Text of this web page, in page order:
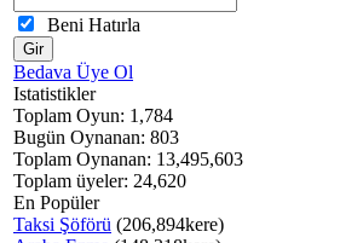
Beni Hatırla
Bedava Üye Ol
Istatistikler
Toplam Oyun: 1,784
Bugün Oynanan: 803
Toplam Oynanan: 13,495,603
Toplam üyeler: 24,620
En Popüler
Taksi Şöförü (206,894kere)